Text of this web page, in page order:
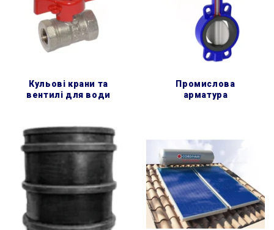
кульові крани та
вентилі для води
промислова
арматура